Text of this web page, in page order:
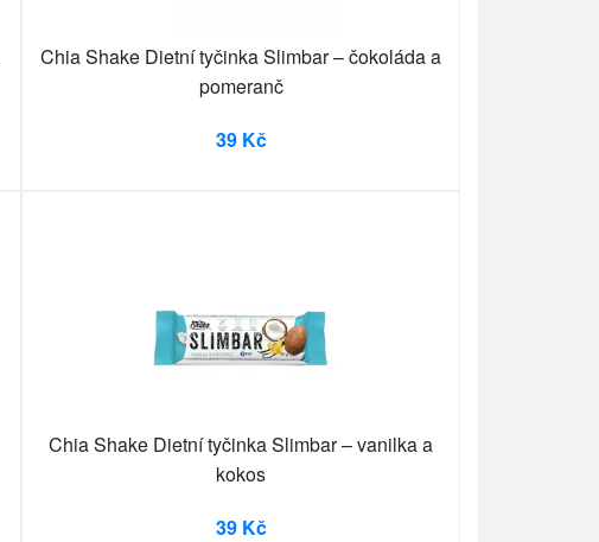
Chia Shake Dietní tyčinka Slimbar – čokoláda a
pomeranč
39 Kč
Chia Shake Dietní tyčinka Slimbar – vanilka a
kokos
39 Kč